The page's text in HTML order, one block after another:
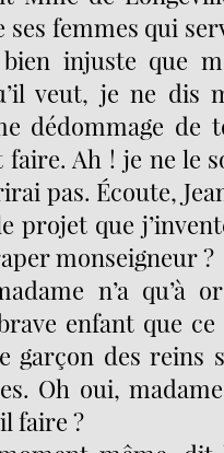
ses femmes qui
injuste que
veut, je ne dis
dédommage de
faire. Ah ! je ne le
pas. Écoute,
projet que
monseigneur ?
n’a qu’à
enfant que
garçon des reins
Oh oui,
faire ?